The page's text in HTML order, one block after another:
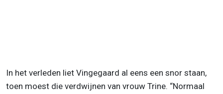
In het verleden liet Vingegaard al eens een snor staan,
toen moest die verdwijnen van vrouw Trine. “Normaal